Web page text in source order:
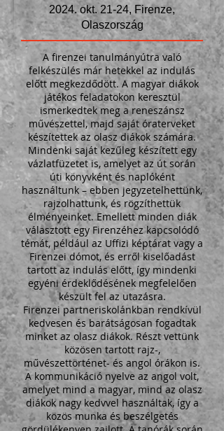
2024. okt. 21-24, Firenze,
Olaszország
A firenzei tanulmányútra való
felkészülés már hetekkel az indulás
előtt megkezdődött. A magyar diákok
játékos feladatokon keresztül
ismerkedtek meg a reneszánsz
művészettel, majd saját óraterveket
készítettek az olasz diákok számára.
Mindenki saját kezűleg készített egy
vázlatfüzetet is, amelyet az út során
úti könyvként és naplóként
használtunk – ebben jegyzetelhettünk,
rajzolhattunk, és rögzíthettük
élményeinket. Emellett minden diák
választott egy Firenzéhez kapcsolódó
témát, például az Uffizi képtárat vagy a
Firenzei dómot, és erről kiselőadást
tartott az indulás előtt, így mindenki
egyéni érdeklődésének megfelelően
készült fel az utazásra.
Firenzei partneriskolánkban rendkívül
kedvesen és barátságosan fogadtak
minket az olasz diákok. Részt vettünk
közösen tartott rajz-,
művészettörténet- és angol órákon is.
A kommunikáció nyelve az angol volt,
amelyet mind a magyar, mind az olasz
diákok nagy kedvvel használtak, így a
közös munka és beszélgetés